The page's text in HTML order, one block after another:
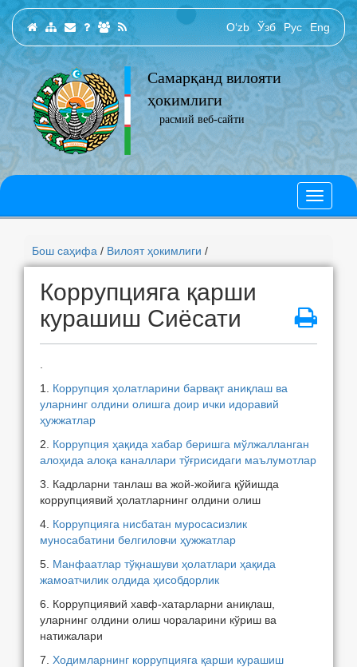
O‘zb Ўзб Рус Eng
Самарқанд вилояти
ҳокимлиги
расмий веб-сайти
Бош саҳифа / Вилоят ҳокимлиги /
Коррупцияга қарши
курашиш Сиёсати
1. Коррупция ҳолатларини барвақт аниқлаш ва
уларнинг олдини олишга доир ички идоравий
ҳужжатлар
2. Коррупция ҳақида хабар беришга мўлжалланган
алоҳида алоқа каналлари тўғрисидаги маълумотлар
3. Кадрларни танлаш ва жой-жойига қўйишда
коррупциявий ҳолатларнинг олдини олиш
4. Коррупцияга нисбатан муросасизлик
муносабатини белгиловчи ҳужжатлар
5. Манфаатлар тўқнашуви ҳолатлари ҳақида
жамоатчилик олдида ҳисобдорлик
6. Коррупциявий хавф-хатарларни аниқлаш,
уларнинг олдини олиш чораларини кўриш ва
натижалари
7. Ходимларнинг коррупцияга қарши курашиш